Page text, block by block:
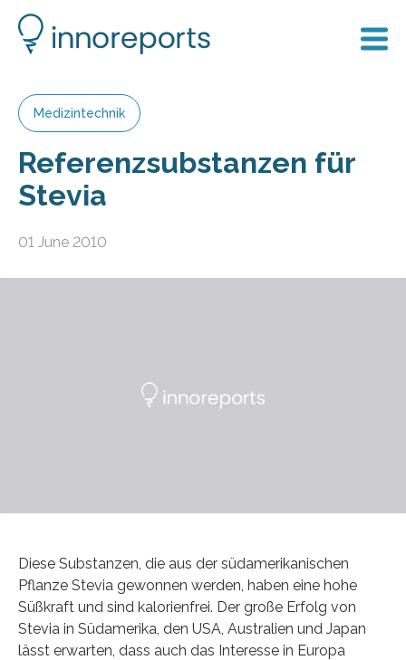
Medizintechnik
Referenzsubstanzen für
Stevia
01 June 2010
Diese Substanzen, die aus der südamerikanischen
Pflanze Stevia gewonnen werden, haben eine hohe
Süßkraft und sind kalorienfrei. Der große Erfolg von
Stevia in Südamerika, den USA, Australien und Japan
lässt erwarten, dass auch das Interesse in Europa